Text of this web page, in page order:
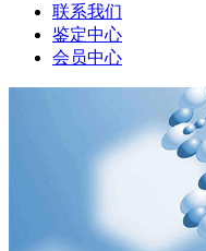
联系我们
鉴定中心
会员中心